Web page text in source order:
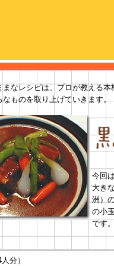
まなレシピは、プロが教える
なものを取り上げていきます。
今回は
大き
洲）
の小
です。
分）